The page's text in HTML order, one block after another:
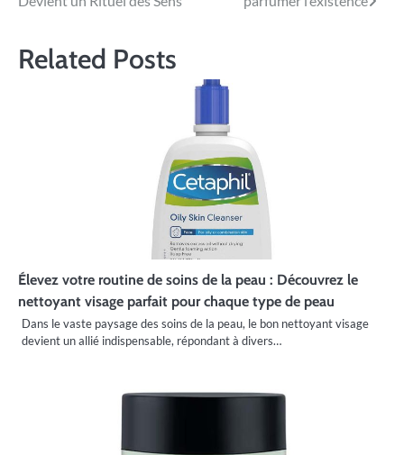
l’article
Related Posts
Élevez votre routine de soins de la peau : Découvrez le
nettoyant visage parfait pour chaque type de peau
Dans le vaste paysage des soins de la peau, le bon nettoyant visage
devient un allié indispensable, répondant à divers…